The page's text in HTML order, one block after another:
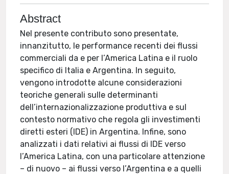
Abstract
Nel presente contributo sono presentate,
innanzitutto, le performance recenti dei flussi
commerciali da e per l’America Latina e il ruolo
specifico di Italia e Argentina. In seguito,
vengono introdotte alcune considerazioni
teoriche generali sulle determinanti
dell’internazionalizzazione produttiva e sul
contesto normativo che regola gli investimenti
diretti esteri (IDE) in Argentina. Infine, sono
analizzati i dati relativi ai flussi di IDE verso
l’America Latina, con una particolare attenzione
– di nuovo – ai flussi verso l’Argentina e a quelli